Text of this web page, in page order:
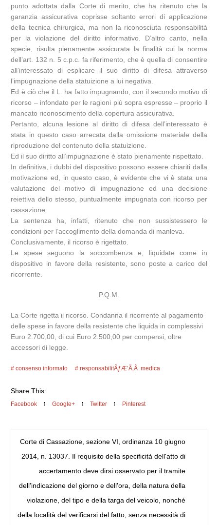
punto adottata dalla Corte di merito, che ha ritenuto che la
garanzia assicurativa coprisse soltanto errori di applicazione
della tecnica chirurgica, ma non la riconosciuta responsabilità
per la violazione del diritto informativo. D’altro canto, nella
specie, risulta pienamente assicurata la finalità cui la norma
dell’art. 132 n. 5 c.p.c. fa riferimento, che è quella di consentire
all’interessato di esplicare il suo diritto di difesa attraverso
l’impugnazione della statuizione a lui negativa.
Ed è ciò che il L. ha fatto impugnando, con il secondo motivo di
ricorso – infondato per le ragioni più sopra espresse – proprio il
mancato riconoscimento della copertura assicurativa.
Pertanto, alcuna lesione al diritto di difesa dell’interessato è
stata in questo caso arrecata dalla omissione materiale della
riproduzione del contenuto della statuizione.
Ed il suo diritto all’impugnazione è stato pienamente rispettato.
In definitiva, i dubbi del dispositivo possono essere chiariti dalla
motivazione ed, in questo caso, è evidente che vi è stata una
valutazione del motivo di impugnazione ed una decisione
reiettiva dello stesso, puntualmente impugnata con ricorso per
cassazione.
La sentenza ha, infatti, ritenuto che non sussistessero le
condizioni per l’accoglimento della domanda di manleva.
Conclusivamente, il ricorso è rigettato.
Le spese seguono la soccombenza e, liquidate come in
dispositivo in favore della resistente, sono poste a carico del
ricorrente.
P.Q.M.
La Corte rigetta il ricorso. Condanna il ricorrente al pagamento
delle spese in favore della resistente che liquida in complessivi
Euro 2.700,00, di cui Euro 2.500,00 per compensi, oltre
accessori di legge.
consenso informato responsabilitÃƒÆ’Ã‚Â medica
Share This:
Facebook Google+ Twitter Pinterest
Corte di Cassazione, sezione VI, ordinanza 10 giugno
2014, n. 13037. Il requisito della specificità dell'atto di
accertamento deve dirsi osservato per il tramite
dell'indicazione del giorno e dell'ora, della natura della
violazione, del tipo e della targa del veicolo, nonché
della località del verificarsi del fatto, senza necessità di